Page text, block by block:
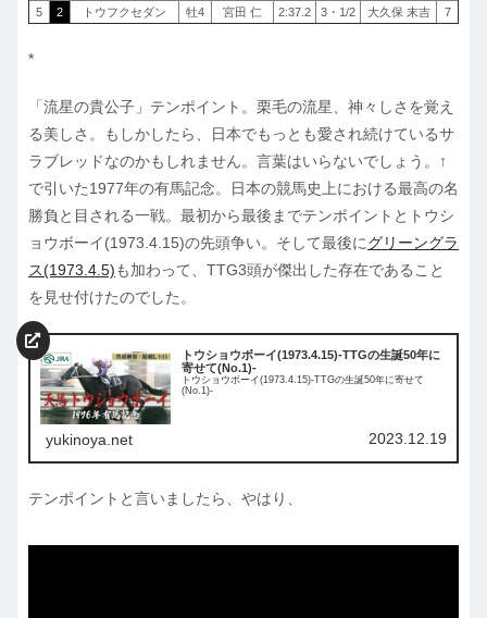
5 2 トウフクセダン 牡4 宮田 仁 2:37.2 3・1/2 大久保 末吉 7
*
「流星の貴公子」テンポイント。栗毛の流星、神々しさを覚え
る美しさ。もしかしたら、日本でもっとも愛され続けているサ
ラブレッドなのかもしれません。言葉はいらないでしょう。↑
で引いた1977年の有馬記念。日本の競馬史上における最高の名
勝負と目される一戦。最初から最後までテンポイントとトウシ
ョウボーイ(1973.4.15)の先頭争い。そして最後にグリーングラ
ス(1973.4.5)も加わって、TTG3頭が傑出した存在であること
を見せ付けたのでした。
トウショウボーイ(1973.4.15)-TTGの生誕50年に
寄せて(No.1)-
トウショウボーイ(1973.4.15)-TTGの生誕50年に寄せて
(No.1)-
yukinoya.net 2023.12.19
テンポイントと言いましたら、やはり、